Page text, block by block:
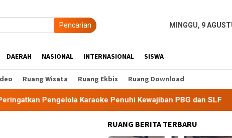
Pencarian MINGGU, 9
DAERAH NASIONAL INTERNASIONAL SISWA
Ruang Wisata Ruang Ekbis Ruang Download
Karaoke Penuhi Kewajiban PBG dan SLF BEM
RUANG BERITA TERBARU